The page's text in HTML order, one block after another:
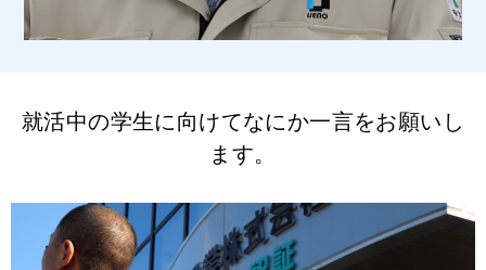
就活中の学生に向けてなにか一言をお願いし
ます。